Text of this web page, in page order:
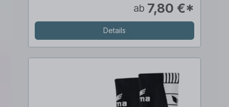
ab 7,80 €*
Details